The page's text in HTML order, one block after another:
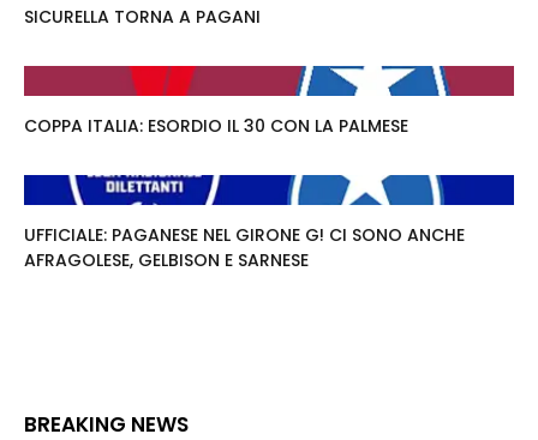
SICURELLA TORNA A PAGANI
COPPA ITALIA: ESORDIO IL 30 CON LA PALMESE
UFFICIALE: PAGANESE NEL GIRONE G! CI SONO ANCHE
AFRAGOLESE, GELBISON E SARNESE
BREAKING NEWS